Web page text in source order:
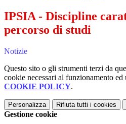
IPSIA - Discipline
percorso di studi
Notizie
Questo sito o gli strumenti terzi da
cookie necessari al funzionamento
COOKIE POLICY.
Personalizza Rifiuta tutti i cookies
Gestione cookie